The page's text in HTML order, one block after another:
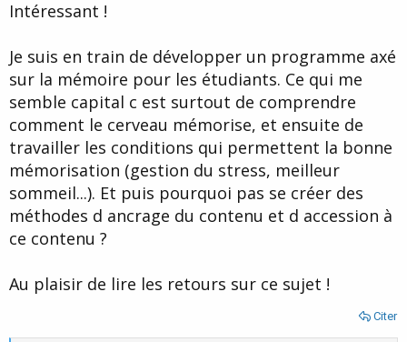
Intéressant !
Je suis en train de développer un programme axé
sur la mémoire pour les étudiants. Ce qui me
semble capital c est surtout de comprendre
comment le cerveau mémorise, et ensuite de
travailler les conditions qui permettent la bonne
mémorisation (gestion du stress, meilleur
sommeil...). Et puis pourquoi pas se créer des
méthodes d ancrage du contenu et d accession à
ce contenu ?
Au plaisir de lire les retours sur ce sujet !
Citer